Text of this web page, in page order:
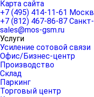
Карта сайта
+7 (495) 414-11-61
+7 (812) 467-86-87
sales@mos-gsm.ru
Услуги
Усиление сотовой связи
Офис/Бизнес-центр
Производство
Склад
Паркинг
Торговый центр